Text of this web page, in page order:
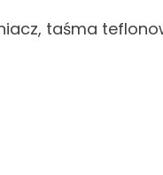
taśma